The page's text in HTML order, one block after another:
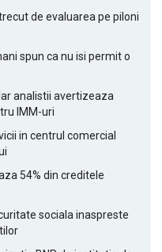
de evaluarea pe piloni
spun ca nu isi permit o
analistii avertizeaza
IMM-uri
in centrul comercial
54% din creditele
sociala inaspreste